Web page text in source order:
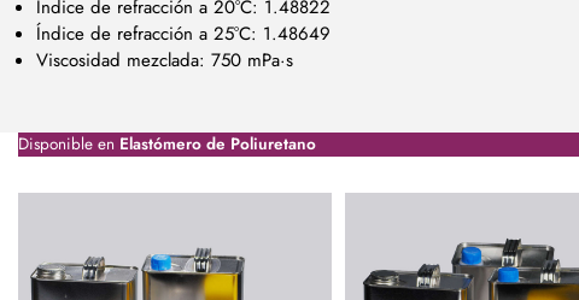
Índice de refracción a 20°C: 1.48822
Índice de refracción a 25°C: 1.48649
Viscosidad mezclada: 750 mPa·s
Disponible en Elastómero de Poliuretano